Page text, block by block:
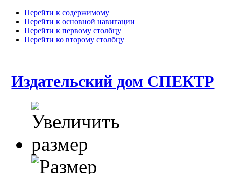
Перейти к содержимому
Перейти к основной навигации
Перейти к первому столбцу
Перейти ко второму столбцу
Издательский дом СПЕКТР